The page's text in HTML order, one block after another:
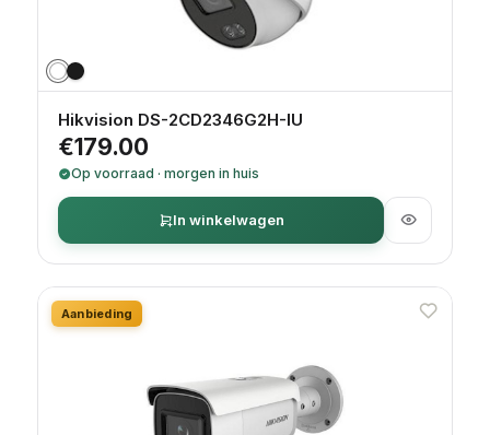
Hikvision DS-2CD2346G2H-IU
€179.00
Op voorraad · morgen in huis
In winkelwagen
Aanbieding